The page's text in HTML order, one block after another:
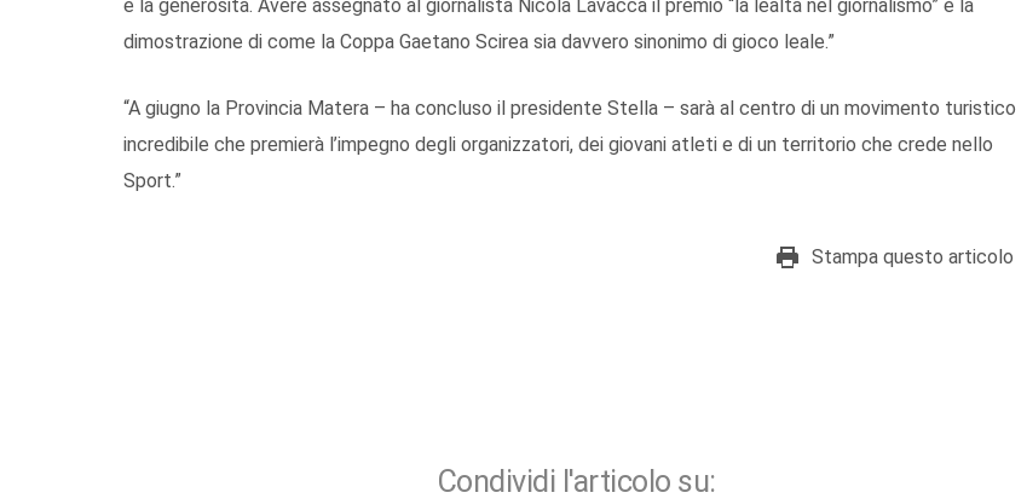
e la generosità. Avere assegnato al giornalista Nicola Lavacca il premio “la lealtà nel giornalismo” è la
dimostrazione di come la Coppa Gaetano Scirea sia davvero sinonimo di gioco leale.”
“A giugno la Provincia Matera – ha concluso il presidente Stella – sarà al centro di un movimento turistico
incredibile che premierà l’impegno degli organizzatori, dei giovani atleti e di un territorio che crede nello
Sport.”
Stampa questo articolo
Condividi l'articolo su: